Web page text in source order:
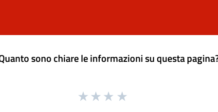
sono chiare le informazioni su questa